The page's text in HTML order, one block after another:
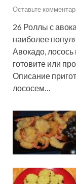
Оставьте
26 Роллы с
наиболее
Авокадо,
готовите или
Описание
лососем…